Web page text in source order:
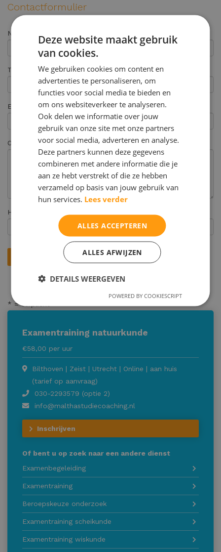
Contactformulier
Naam
Telefoonnummer
Email *
Opmerking
Hoe heeft u ons gevonden? *
* = verplicht
Examentraining natuurkunde
€58,00 per uur
Bilthoven | Zeist | Utrecht | Online | aan huis
(tarief op aanvraag)
030-2293579 (optie 2)
info@malthastudiecoaching.nl
Inschrijven
Of bent u op zoek naar een andere dienst
Examenbegeleiding
Examentraining
Beroepskeuze onderzoek
Examentraining scheikunde
Examentraining wiskunde
Deze website maakt gebruik
van cookies.
We gebruiken cookies om content en
advertenties te personaliseren, om
functies voor social media te bieden en
om ons websiteverkeer te analyseren.
Ook delen we informatie over jouw
gebruik van onze site met onze partners
voor social media, adverteren en analyse.
Deze partners kunnen deze gegevens
combineren met andere informatie die je
aan ze hebt verstrekt of die ze hebben
verzameld op basis van jouw gebruik van
hun services. Lees verder
ALLES ACCEPTEREN
ALLES AFWIJZEN
DETAILS WEERGEVEN
POWERED BY COOKIESCRIPT